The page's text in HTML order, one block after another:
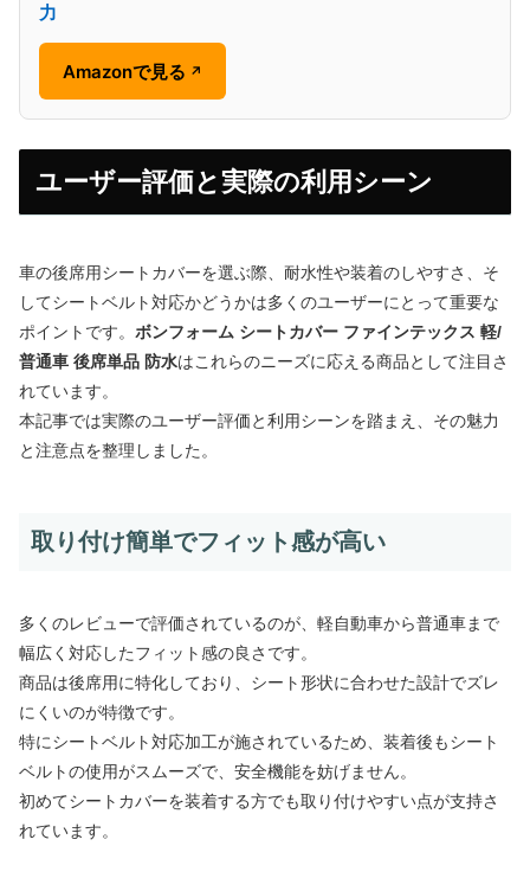
力
Amazonで見る ↗
ユーザー評価と実際の利用シーン
車の後席用シートカバーを選ぶ際、耐水性や装着のしやすさ、そ
してシートベルト対応かどうかは多くのユーザーにとって重要な
ポイントです。 ボンフォーム シートカバー ファインテックス 軽/
普通車 後席単品 防水はこれらのニーズに応える商品として注目さ
れています。
本記事では実際のユーザー評価と利用シーンを踏まえ、その魅力
と注意点を整理しました。
取り付け簡単でフィット感が高い
多くのレビューで評価されているのが、軽自動車から普通車まで
幅広く対応したフィット感の良さです。
商品は後席用に特化しており、シート形状に合わせた設計でズレ
にくいのが特徴です。
特にシートベルト対応加工が施されているため、装着後もシート
ベルトの使用がスムーズで、安全機能を妨げません。
初めてシートカバーを装着する方でも取り付けやすい点が支持さ
れています。